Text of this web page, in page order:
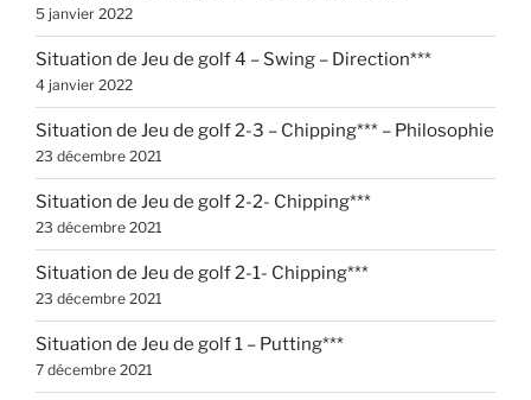
5 janvier 2022
Situation de Jeu de golf 4 – Swing – Direction***
4 janvier 2022
Situation de Jeu de golf 2-3 – Chipping*** – Philosophie
23 décembre 2021
Situation de Jeu de golf 2-2- Chipping***
23 décembre 2021
Situation de Jeu de golf 2-1- Chipping***
23 décembre 2021
Situation de Jeu de golf 1 – Putting***
7 décembre 2021